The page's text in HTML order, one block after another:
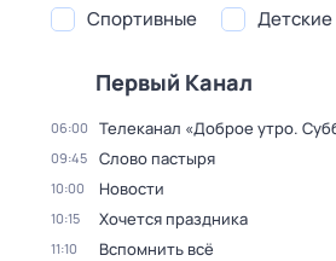
Спортивные Детские
Первый Канал
06:00 Телеканал «Доброе утро.
09:45 Слово пастыря
10:00 Новости
10:15 Хочется праздника
11:10 Вспомнить всё